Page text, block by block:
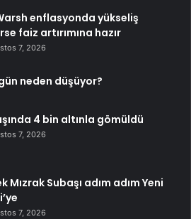
enflasyonda yükseliş
faiz artırımına hazır
7, 2026
neden düşüyor?
4 bin altınla gömüldü
7, 2026
Mızrak Subaşı adım adım Yeni
7, 2026